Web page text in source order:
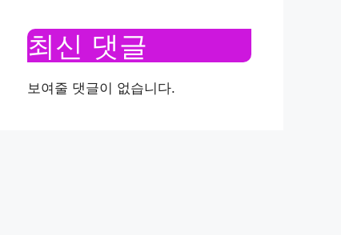
최신 댓글
보여줄 댓글이 없습니다.